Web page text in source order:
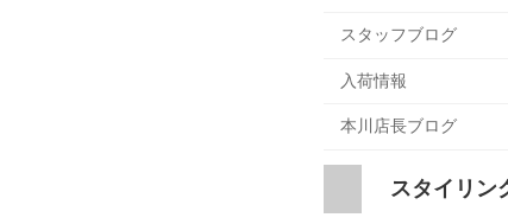
スタッフブログ
入荷情報
本川店長ブログ
スタイリン